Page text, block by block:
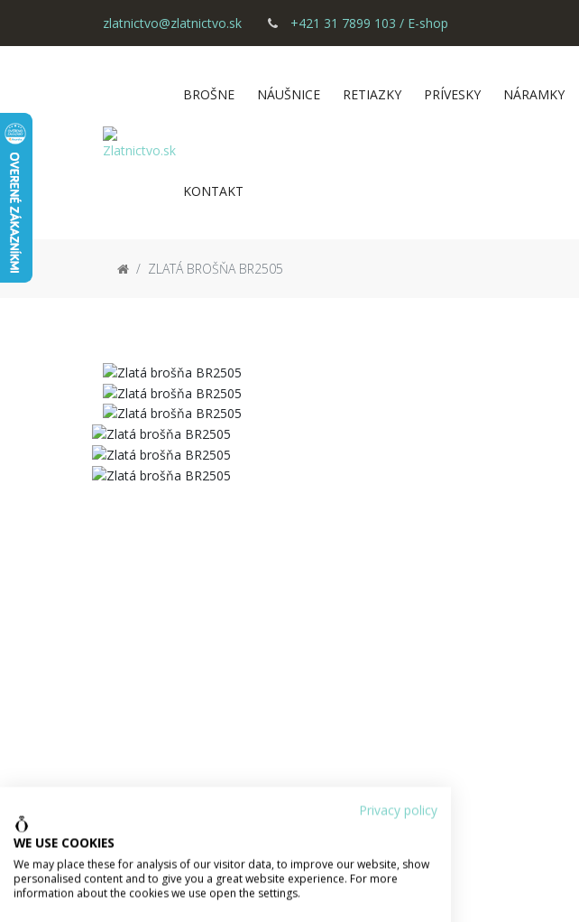
zlatnictvo@zlatnictvo.sk +421 31 7899 103 / E-shop
BROŠNE NÁUŠNICE RETIAZKY PRÍVESKY NÁRAMKY
KONTAKT
ZLATÁ BROŠŇA BR2505
Privacy policy
WE USE COOKIES
We may place these for analysis of our visitor data, to improve our website, show
personalised content and to give you a great website experience. For more
information about the cookies we use open the settings.